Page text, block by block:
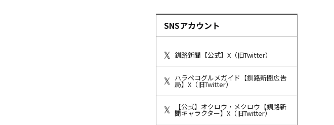
SNSアカウント
釧路新聞【公式】X（旧Twitter）
ハラペコグルメガイド【釧路新聞広告
局】X（旧Twitter）
【公式】オクロウ・メクロウ【釧路新
聞キャラクター】X（旧Twitter）